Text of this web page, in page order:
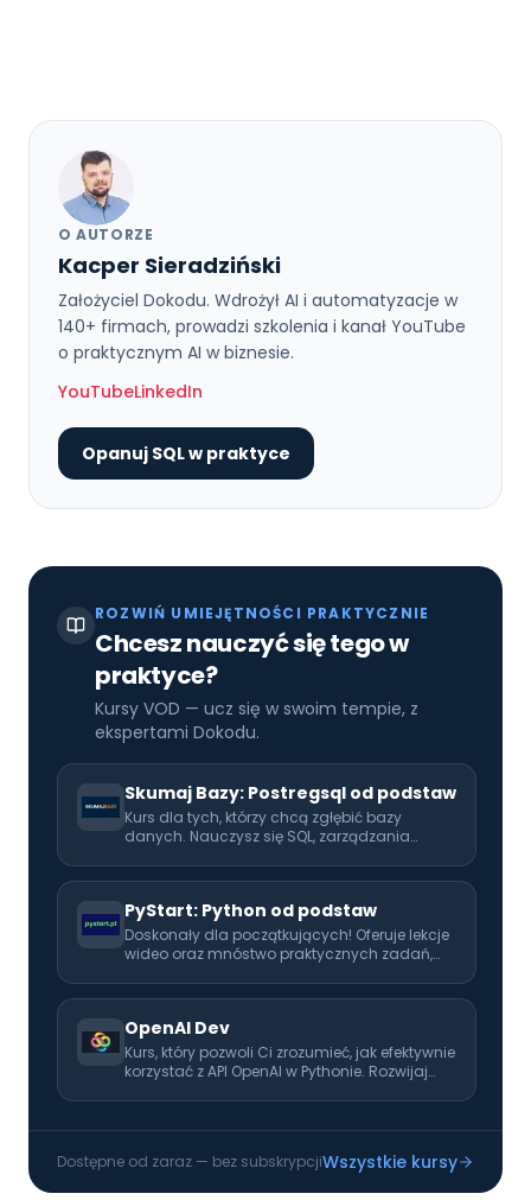
O AUTORZE
Kacper Sieradziński
Założyciel Dokodu. Wdrożył AI i automatyzacje w
140+ firmach, prowadzi szkolenia i kanał YouTube
o praktycznym AI w biznesie.
YouTubeLinkedIn
Opanuj SQL w praktyce
ROZWIŃ UMIEJĘTNOŚCI PRAKTYCZNIE
Chcesz nauczyć się tego w
praktyce?
Kursy VOD — ucz się w swoim tempie, z
ekspertami Dokodu.
Skumaj Bazy: Postregsql od podstaw
Kurs dla tych, którzy chcą zgłębić bazy
danych. Nauczysz się SQL, zarządzania
PyStart: Python od podstaw
Doskonały dla początkujących! Oferuje lekcje
wideo oraz mnóstwo praktycznych zadań,
OpenAI Dev
Kurs, który pozwoli Ci zrozumieć, jak efektywnie
korzystać z API OpenAI w Pythonie. Rozwijaj
Dostępne od zaraz — bez subskrypcjiWszystkie kursy